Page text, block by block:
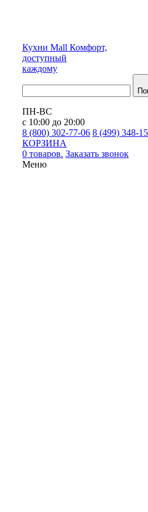
Кухни Mall Комфорт,
доступный
каждому
ПН-ВС
с 10:00 до 20:00
8 (800) 302-77-06 8 (499) 348-
КОРЗИНА
0 товаров. Заказать звонок
Меню